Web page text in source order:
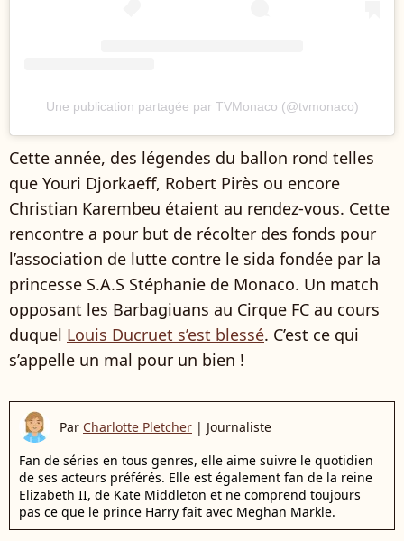
Une publication partagée par TVMonaco (@tvmonaco)
Cette année, des légendes du ballon rond telles
que Youri Djorkaeff, Robert Pirès ou encore
Christian Karembeu étaient au rendez-vous. Cette
rencontre a pour but de récolter des fonds pour
l’association de lutte contre le sida fondée par la
princesse S.A.S Stéphanie de Monaco. Un match
opposant les Barbagiuans au Cirque FC au cours
duquel Louis Ducruet s’est blessé. C’est ce qui
s’appelle un mal pour un bien !
Par Charlotte Pletcher | Journaliste
Fan de séries en tous genres, elle aime suivre le quotidien
de ses acteurs préférés. Elle est également fan de la reine
Elizabeth II, de Kate Middleton et ne comprend toujours
pas ce que le prince Harry fait avec Meghan Markle.